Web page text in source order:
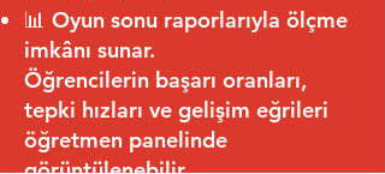
📊 Oyun sonu raporlarıyla ölçme
imkânı sunar.
Öğrencilerin başarı oranları,
tepki hızları ve gelişim eğrileri
öğretmen panelinde